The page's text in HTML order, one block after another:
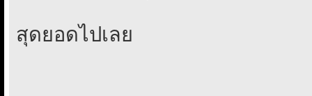
สุดยอดไปเลย